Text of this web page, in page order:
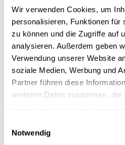
Wir verwenden Cookies, um
personalisieren, Funktionen für
zu können und die Zugriffe auf
analysieren. Außerdem geben
Verwendung unserer Website
soziale Medien, Werbung und
Partner führen diese
weiteren Daten zusammen, die
Notwendig
Symphonien, Trios und
Kirchenmusiken und, als
fürstlichen Residenz
errichtet wurde, auch
Opernbearbeitungen.
Die Drucklegung seiner
kommerziellen Musikverlag
den Komponisten neue
Annahme von
London (1791-92) an und ihm